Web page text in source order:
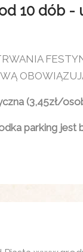
10 dób -
(3,45zł/
parking jest